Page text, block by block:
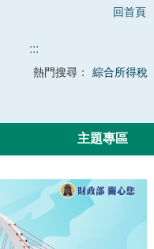
回首頁
:::
熱門搜尋： 綜合所得稅
主題專區